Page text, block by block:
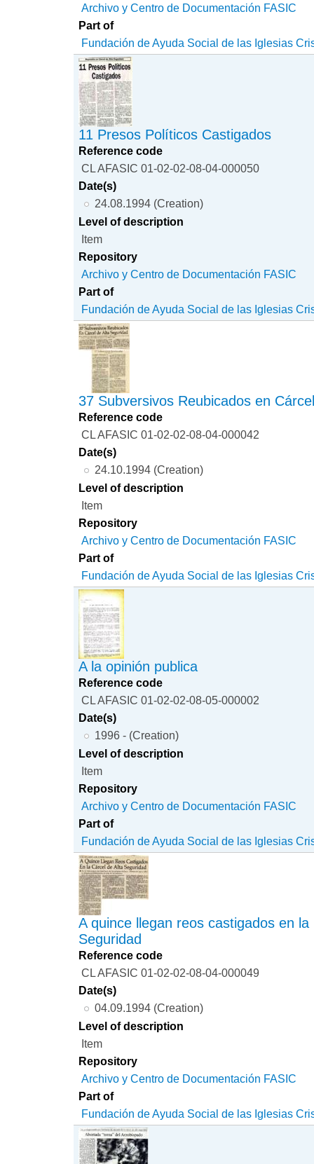
Archivo y Centro de Documentación FASIC
Part of
Fundación de Ayuda Social de las Iglesias
11 Presos Políticos Castigados
Reference code
CL AFASIC 01-02-02-08-04-000050
Date(s)
24.08.1994 (Creation)
Level of description
Item
Repository
Archivo y Centro de Documentación FASIC
Part of
Fundación de Ayuda Social de las Iglesias
37 Subversivos Reubicados en
Reference code
CL AFASIC 01-02-02-08-04-000042
Date(s)
24.10.1994 (Creation)
Level of description
Item
Repository
Archivo y Centro de Documentación FASIC
Part of
Fundación de Ayuda Social de las Iglesias
A la opinión publica
Reference code
CL AFASIC 01-02-02-08-05-000002
Date(s)
1996 - (Creation)
Level of description
Item
Repository
Archivo y Centro de Documentación FASIC
Part of
Fundación de Ayuda Social de las Iglesias
A quince llegan reos castigados en la
Seguridad
Reference code
CL AFASIC 01-02-02-08-04-000049
Date(s)
04.09.1994 (Creation)
Level of description
Item
Repository
Archivo y Centro de Documentación FASIC
Part of
Fundación de Ayuda Social de las Iglesias